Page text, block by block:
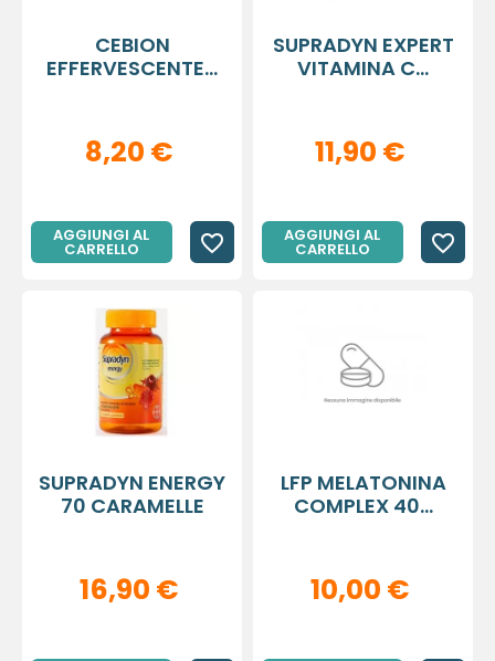
CEBION
EFFERVESCENTE...
8,20 €
AGGIUNGI AL
CARRELLO favorite_border
SUPRADYN EXPERT
VITAMINA C...
11,90 €
AGGIUNGI AL
CARRELLO favorite_border
SUPRADYN ENERGY
70 CARAMELLE
16,90 €
LFP MELATONINA
COMPLEX 40...
10,00 €